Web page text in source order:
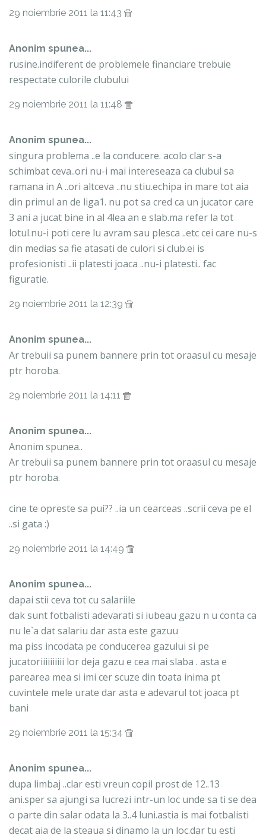
29 noiembrie 2011 la 11:43
Anonim spunea...
rusine.indiferent de problemele financiare trebuie
respectate culorile clubului
29 noiembrie 2011 la 11:48
Anonim spunea...
singura problema ..e la conducere. acolo clar s-a
schimbat ceva..ori nu-i mai intereseaza ca clubul sa
ramana in A ..ori altceva ..nu stiu.echipa in mare tot aia
din primul an de liga1. nu pot sa cred ca un jucator care
3 ani a jucat bine in al 4lea an e slab.ma refer la tot
lotul.nu-i poti cere lu avram sau plesca ..etc cei care nu-s
din medias sa fie atasati de culori si club.ei is
profesionisti ..ii platesti joaca ..nu-i platesti.. fac
figuratie.
29 noiembrie 2011 la 12:39
Anonim spunea...
Ar trebuii sa punem bannere prin tot oraasul cu mesaje
ptr horoba.
29 noiembrie 2011 la 14:11
Anonim spunea...
Anonim spunea..
Ar trebuii sa punem bannere prin tot oraasul cu mesaje
ptr horoba.
cine te opreste sa pui?? ..ia un cearceas ..scrii ceva pe el
..si gata :)
29 noiembrie 2011 la 14:49
Anonim spunea...
dapai stii ceva tot cu salariile
dak sunt fotbalisti adevarati si iubeau gazu n u conta ca
nu le`a dat salariu dar asta este gazuu
ma piss incodata pe conducerea gazului si pe
jucatoriiiiiiiiii lor deja gazu e cea mai slaba . asta e
parearea mea si imi cer scuze din toata inima pt
cuvintele mele urate dar asta e adevarul tot joaca pt
bani
29 noiembrie 2011 la 15:34
Anonim spunea...
dupa limbaj ..clar esti vreun copil prost de 12..13
ani.sper sa ajungi sa lucrezi intr-un loc unde sa ti se dea
o parte din salar odata la 3..4 luni.astia is mai fotbalisti
decat aia de la steaua si dinamo la un loc.dar tu esti